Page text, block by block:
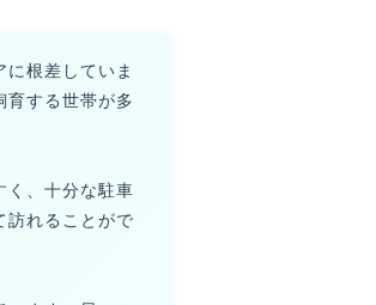
根差していま
育する世帯が多
く、十分な駐車
訪れることがで